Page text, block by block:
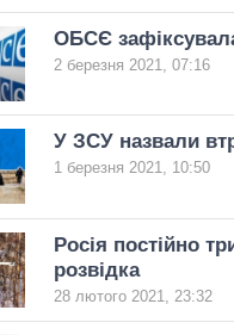
ОБСЄ
2 березня 2021, 07:16
У ЗСУ назвали
1 березня 2021, 10:50
Росія постійно
розвідка
28 лютого 2021, 23:32